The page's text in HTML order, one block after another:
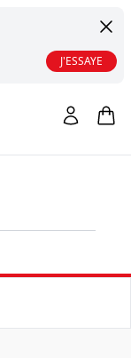
J'ESSAYE